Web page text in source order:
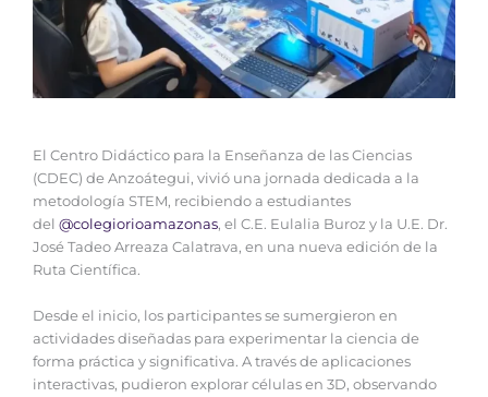
El Centro Didáctico para la Enseñanza de las Ciencias
(CDEC) de Anzoátegui, vivió una jornada dedicada a la
metodología STEM, recibiendo a estudiantes
del @colegiorioamazonas, el C.E. Eulalia Buroz y la U.E. Dr.
José Tadeo Arreaza Calatrava, en una nueva edición de la
Ruta Científica.
‎Desde el inicio, los participantes se sumergieron en
actividades diseñadas para experimentar la ciencia de
forma práctica y significativa. A través de aplicaciones
interactivas, pudieron explorar células en 3D, observando